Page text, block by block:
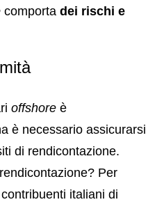
comporta dei rischi e
offshore è
è necessario assicurarsi
di rendicontazione.
Per
italiani di